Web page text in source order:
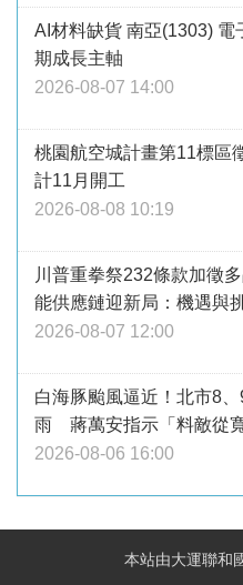
AI材料缺貨 南亞(1303) 電
期成長主軸
2026-08-07 14:00
桃園航空城計畫第11標
計11月開工
2026-08-08 10:19
川普重拳祭232條款加徵
能供應鏈迎新局：機遇與
2026-08-07 12:00
白海豚颱風逼近！北市8
雨 蔣萬安指示「料敵從
2026-08-06 16:00
本站由大運聯和